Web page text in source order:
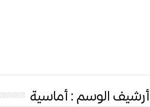
أرشيف الوسم : أماسية